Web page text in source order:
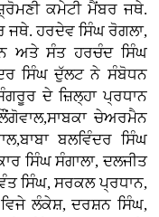
ਕਮੇਟੀ ਮੈਂਬਰ ਜਥੇ.
ਜਥੇ. ਹਰਦੇਵ ਸਿੰਘ ਰੋਗਲਾ,
ਅਤੇ ਸੰਤ ਹਰਚੰਦ ਸਿੰਘ
ਸਿੰਘ ਦੁੱਲਟ ਨੇ ਸੰਬੋਧਨ
ਦੇ ਜ਼ਿਲ੍ਹਾ ਪ੍ਰਧਾਨ
ਚੇਅਰਮੈਨ
ਬਲਵਿੰਦਰ ਸਿੰਘ
ਸਿੰਘ ਸੰਗਾਲਾ, ਦਲਜੀਤ
ਸਿੰਘ, ਸਰਕਲ ਪ੍ਰਧਾਨ,
ਲੰਕੇਸ਼, ਦਰਸ਼ਨ ਸਿੰਘ,